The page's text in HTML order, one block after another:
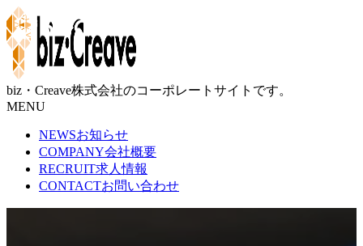
biz・Creave株式会社のコーポレートサイトです。
MENU
NEWSお知らせ
COMPANY会社概要
RECRUIT求人情報
CONTACTお問い合わせ